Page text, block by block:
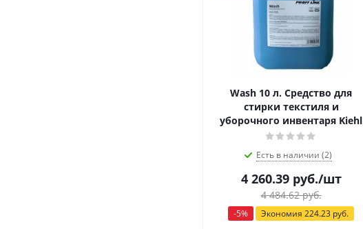
Wash 10 л. Средство для
стирки текстиля и
уборочного инвентаря Kiehl
Есть в наличии (2)
4 260.39руб./шт
4 484.62руб.
-5% Экономия 224.23 руб.